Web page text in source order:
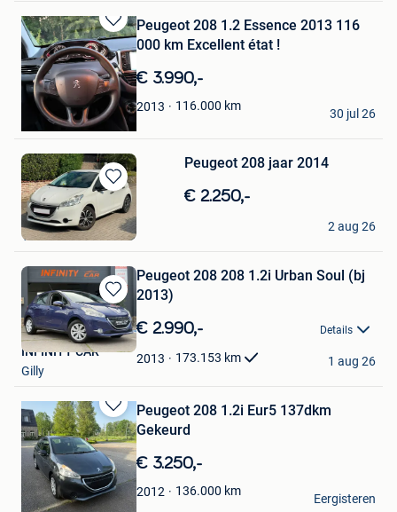
Bewaren
in
Mijn
Favorieten
Peugeot 208 1.2 Essence 2013 116
000 km Excellent état !
€ 3.990,-
2013 116.000 km
jean
Charleroi
30 jul 26
Bewaren
in
Mijn
Favorieten
Peugeot 208 jaar 2014
€ 2.250,-
giuseppe
Verviers
2 aug 26
Bewaren
in
Mijn
Favorieten
Peugeot 208 208 1.2i Urban Soul (bj
2013)
€ 2.990,- Details
2013 173.153 km
INFINITY CAR
Gilly
1 aug 26
Bewaren
in
Mijn
Favorieten
Peugeot 208 1.2i Eur5 137dkm
Gekeurd
€ 3.250,-
2012 136.000 km
roelants stefan
Neerpelt
Eergisteren